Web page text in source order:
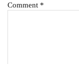
Comment *